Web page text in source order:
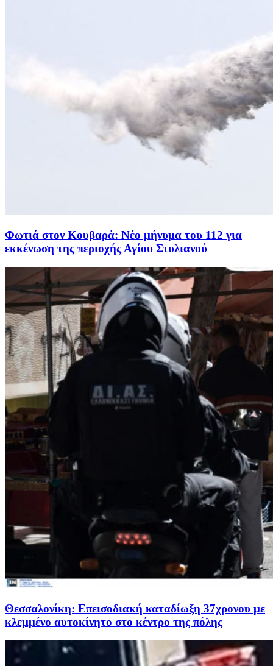
Φωτιά στον Κουβαρά: Νέο μήνυμα του 112 για
εκκένωση της περιοχής Αγίου Στυλιανού
Θεσσαλονίκη: Επεισοδιακή καταδίωξη 37χρονου με
κλεμμένο αυτοκίνητο στο κέντρο της πόλης